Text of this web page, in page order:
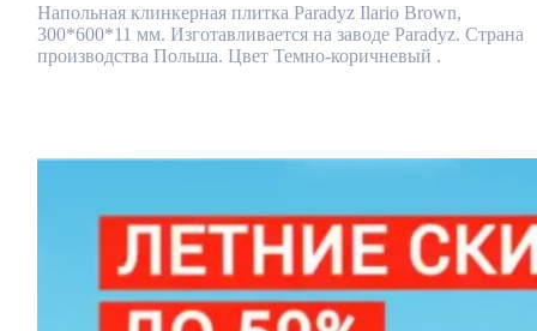
Brown,
300*600*11
мм
Напольная клинкерная плитка Paradyz Ilario Brown,
300*600*11 мм. Изготавливается на заводе Paradyz. Страна
производства Польша. Цвет Темно-коричневый .